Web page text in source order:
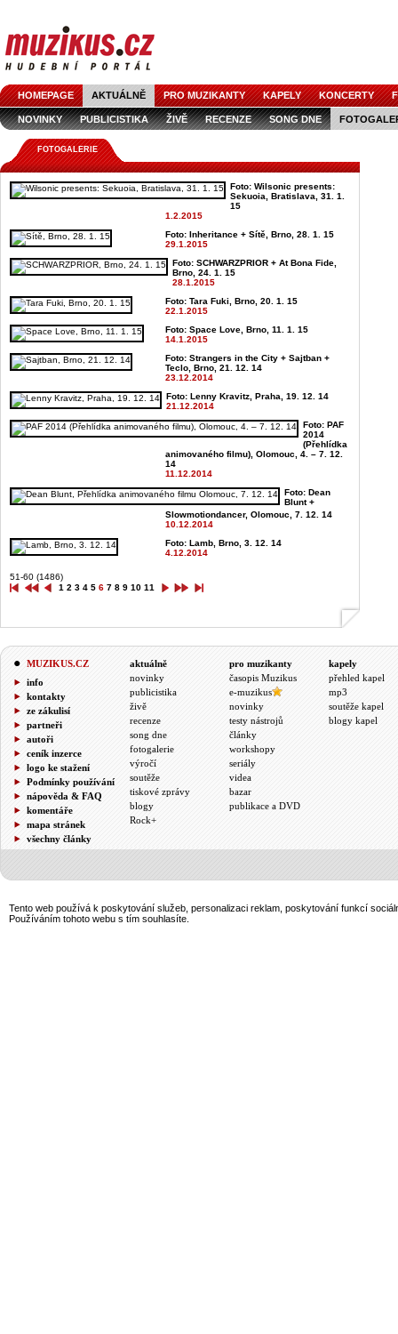
HOMEPAGE AKTUÁLNĚ PRO MUZIKANTY KAPELY KONCERTY
NOVINKY PUBLICISTIKA ŽIVĚ RECENZE SONG DNE
FOTOGALERIE
Foto: Wilsonic presents:
Sekuoia, Bratislava, 31. 1.
15
1.2.2015
Foto: Inheritance + Sítě, Brno, 28. 1. 15
29.1.2015
Foto: SCHWARZPRIOR + At Bona Fide,
Brno, 24. 1. 15
28.1.2015
Foto: Tara Fuki, Brno, 20. 1. 15
22.1.2015
Foto: Space Love, Brno, 11. 1. 15
14.1.2015
Foto: Strangers in the City + Sajtban +
Teclo, Brno, 21. 12. 14
23.12.2014
Foto: Lenny Kravitz, Praha, 19. 12. 14
21.12.2014
Foto: PAF
2014
(Přehlídka
animovaného filmu), Olomouc, 4. – 7. 12.
14
11.12.2014
Foto: Dean
Blunt +
Slowmotiondancer, Olomouc, 7. 12. 14
10.12.2014
Foto: Lamb, Brno, 3. 12. 14
4.12.2014
51-60 (1486)
1 2 3 4 5 6 7 8 9 10 11
MUZIKUS.CZ
info
kontakty
ze zákulisí
partneři
autoři
ceník inzerce
logo ke stažení
Podmínky používání
nápověda & FAQ
komentáře
mapa stránek
všechny články
aktuálně
novinky
publicistika
živě
recenze
song dne
fotogalerie
výročí
soutěže
tiskové zprávy
blogy
Rock+
pro muzikanty
časopis Muzikus
e-muzikus
novinky
testy nástrojů
články
workshopy
seriály
videa
bazar
publikace a DVD
kapely
přehled kapel
mp3
soutěže kapel
blogy kapel
Tento web používá k poskytování služeb, personalizaci reklam, poskytování funkcí
Používáním tohoto webu s tím souhlasíte.